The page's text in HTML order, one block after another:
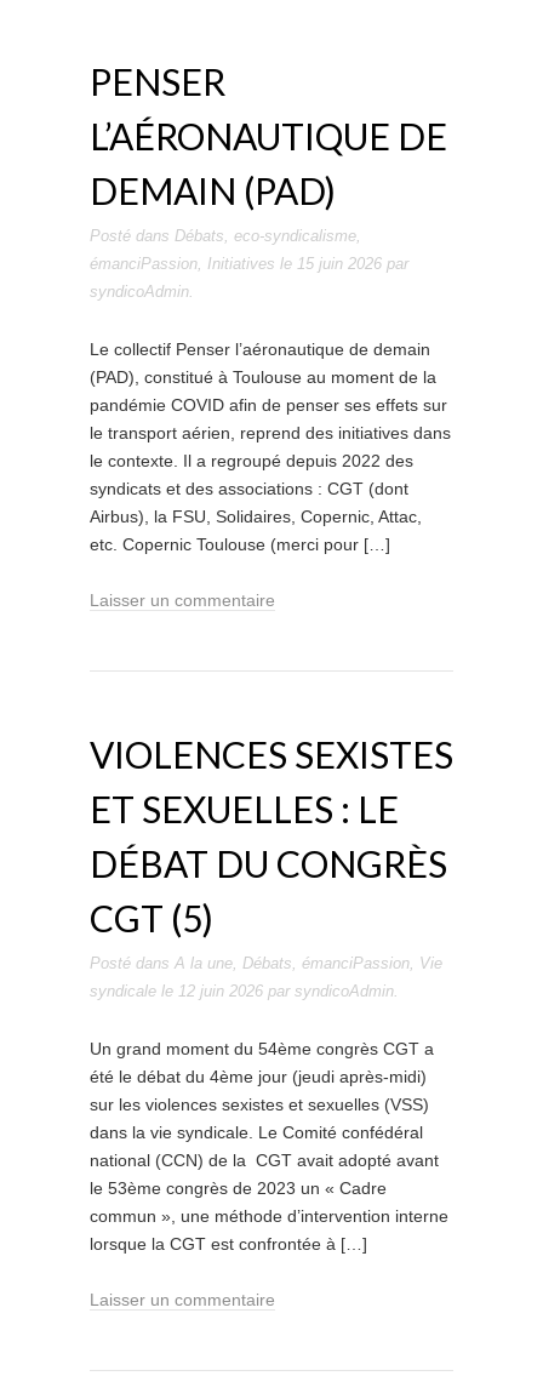
PENSER
L’AÉRONAUTIQUE DE
DEMAIN (PAD)
Posté dans Débats, eco-syndicalisme,
émanciPassion, Initiatives le 15 juin 2026 par
syndicoAdmin.
Le collectif Penser l’aéronautique de demain
(PAD), constitué à Toulouse au moment de la
pandémie COVID afin de penser ses effets sur
le transport aérien, reprend des initiatives dans
le contexte. Il a regroupé depuis 2022 des
syndicats et des associations : CGT (dont
Airbus), la FSU, Solidaires, Copernic, Attac,
etc. Copernic Toulouse (merci pour […]
Laisser un commentaire
VIOLENCES SEXISTES
ET SEXUELLES : LE
DÉBAT DU CONGRÈS
CGT (5)
Posté dans A la une, Débats, émanciPassion, Vie
syndicale le 12 juin 2026 par syndicoAdmin.
Un grand moment du 54ème congrès CGT a
été le débat du 4ème jour (jeudi après-midi)
sur les violences sexistes et sexuelles (VSS)
dans la vie syndicale. Le Comité confédéral
national (CCN) de la CGT avait adopté avant
le 53ème congrès de 2023 un « Cadre
commun », une méthode d’intervention interne
lorsque la CGT est confrontée à […]
Laisser un commentaire